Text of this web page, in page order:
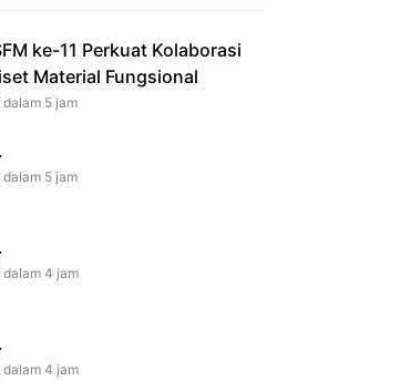
ke-11 Perkuat Kolaborasi
Material Fungsional
dalam 5 jam
dalam 5 jam
dalam 4 jam
dalam 4 jam